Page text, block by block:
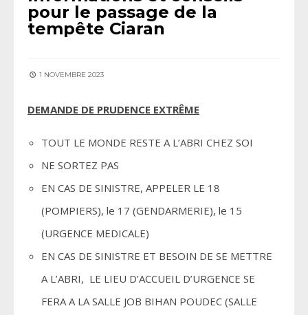
pour le passage de la
tempête Ciaran
1 NOVEMBRE 2023
DEMANDE DE PRUDENCE EXTRÊME
TOUT LE MONDE RESTE A L’ABRI CHEZ SOI
NE SORTEZ PAS
EN CAS DE SINISTRE, APPELER LE 18
(POMPIERS), le 17 (GENDARMERIE), le 15
(URGENCE MEDICALE)
EN CAS DE SINISTRE ET BESOIN DE SE METTRE
A L’ABRI, LE LIEU D’ACCUEIL D’URGENCE SE
FERA A LA SALLE JOB BIHAN POUDEC (SALLE